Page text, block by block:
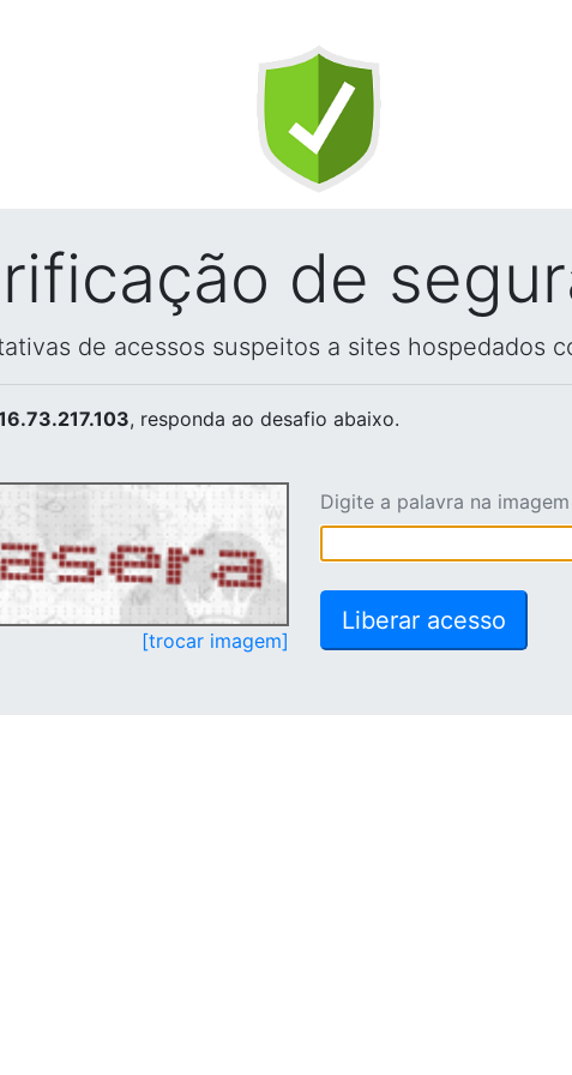
de
de acessos suspeitos a sites hospedados
, responda ao desafio abaixo.
[trocar imagem]
Digite a palavra na